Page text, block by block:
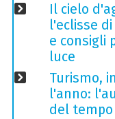
Il cielo
l'eclisse
e consigli
luce
Turismo,
l'anno:
del